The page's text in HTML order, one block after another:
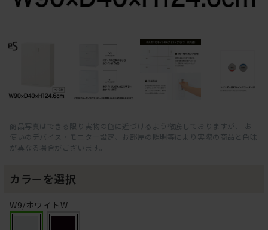
商品写真はできる限り実物の色に近づけるよう徹底しておりますが、 お
使いのデバイス・モニター設定、お部屋の照明等により実際の商品と色味
が異なる場合がございます。
カラーを選択
W9/ホワイトW